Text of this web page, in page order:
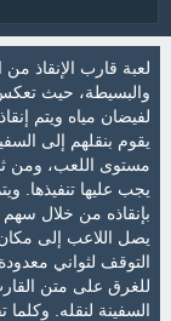
لعبة قارب الإنقاذ من
والبسيطة، حيث
لفيضان مياه ويتم
يقوم بنقلهم إلى
مستوى اللعب، ومن
يجب عليها تنفيذها.
بإنقاذه من خلال
يصل اللاعب إلى
التوقف لثواني
للغرق على متن
السفينة لنقله.